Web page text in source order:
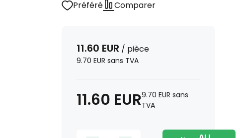
Préféré Comparer
11.60 EUR / pièce
9.70 EUR sans TVA
11.60 EUR9.70 EUR sans
TVA